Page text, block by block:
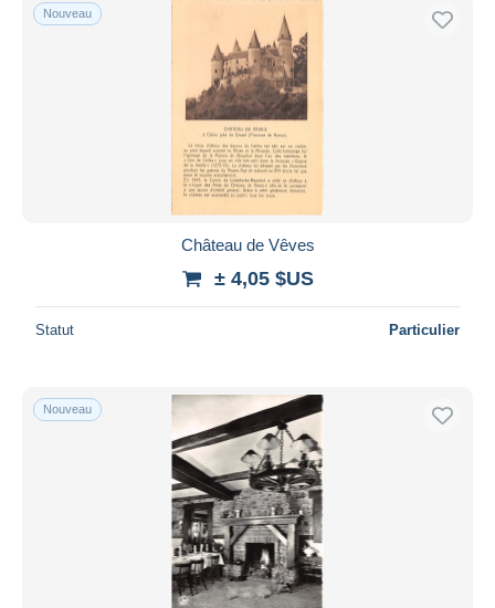
Nouveau
Château de Vêves
± 4,05 $US
Statut Particulier
Nouveau